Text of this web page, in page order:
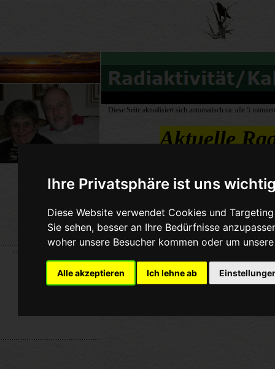
Ihre Privatsphäre ist uns
Diese Website verwendet Cookies und
Sie sehen, besser an Ihre Bedürfnisse
woher unsere Besucher kommen oder um
Alle akzeptieren Ich lehne ab
Diese Seite aktualisiert sich automatisch ca. alle 5
Aktuelle